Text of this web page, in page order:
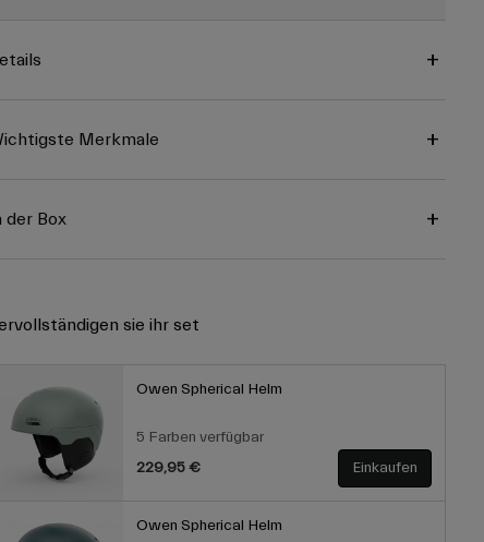
Merkmale
der Box
sie ihr set
Owen Spherical Helm
5 Farben verfügbar
229,95 €
Einkaufen
Owen Spherical Helm